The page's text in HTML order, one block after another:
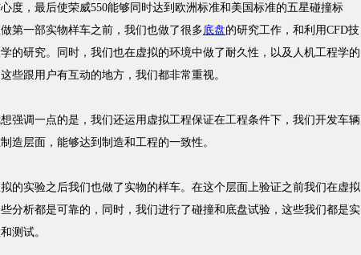
度，最后使荣威550能够同时达到欧洲标准和美国标准的五星碰撞标
第一部实物样车之前，我们也做了很多底盘的研究工作，和利用CFD技
的研究。同时，我们也在虚拟的环境中做了耐久性，以及人机工程学的
些跟用户有互动的地方，我们都非常重视。
调一点的是，我们还运用虚拟工程保证在工程条件下，我们开发车辆
造层面，能够达到制造和工程的一致性。
实验之后我们也做了实物的样车。在这个层面上验证之前我们在虚拟
分析都是可靠的，同时，我们进行了碰撞和底盘试验，这些我们都是实
测试。